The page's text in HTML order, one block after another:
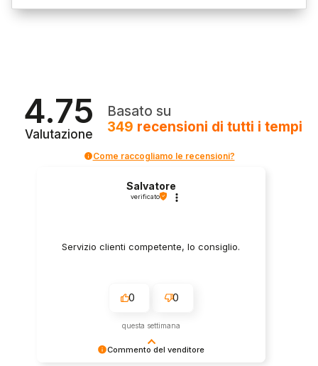
4.75
Valutazione
Basato su
349 recensioni di tutti i tempi
Come raccogliamo le recensioni?
Commento del venditore
Salvatore
verificato
Servizio clienti competente, lo consiglio.
0 0
questa settimana